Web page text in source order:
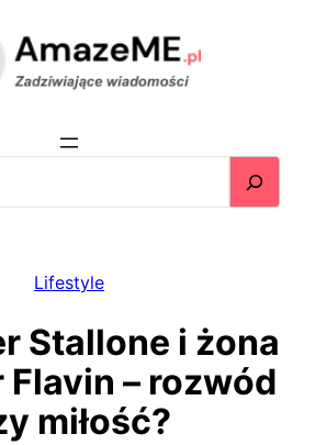
Lifestyle
Stallone i żona
– rozwód
miłość?